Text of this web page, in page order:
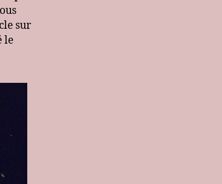
espagnol)
sur
le